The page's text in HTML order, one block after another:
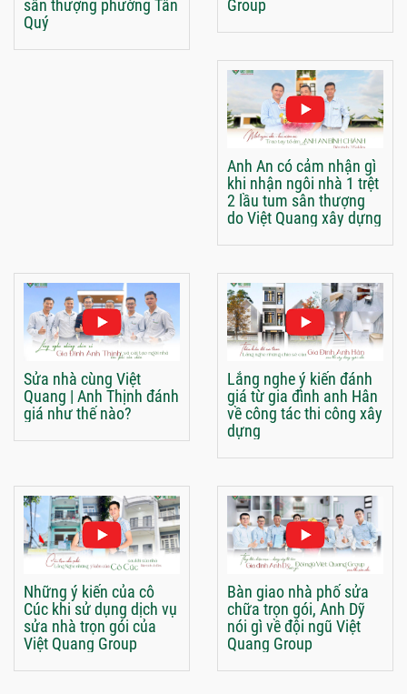
sân thượng phường Tân
Quý
Group
Anh An có cảm nhận gì
khi nhận ngôi nhà 1 trệt
2 lầu tum sân thượng
do Việt Quang xây dựng
Sửa nhà cùng Việt
Quang | Anh Thịnh đánh
giá như thế nào?
Lắng nghe ý kiến đánh
giá từ gia đình anh Hân
về công tác thi công xây
dựng
Những ý kiến của cô
Cúc khi sử dụng dịch vụ
sửa nhà trọn gói của
Việt Quang Group
Bàn giao nhà phố sửa
chữa trọn gói, Anh Dỹ
nói gì về đội ngũ Việt
Quang Group